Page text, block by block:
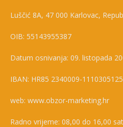
Luščić 8A, 47 000 Karlovac,
OIB: 55143955387
Datum osnivanja: 09. listopada
IBAN: HR85 2340009-1110305125
web: www.obzor-marketing.hr
Radno vrijeme: 08,00 do 16,00